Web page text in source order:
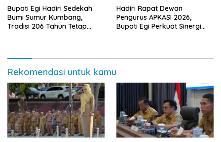
Bupati Egi Hadiri Sedekah
Bumi Sumur Kumbang,
Tradisi 206 Tahun Tetap
Hadiri Rapat Dewan
Pengurus APKASI 2026,
Bupati Egi Perkuat Sinergi
Rekomendasi untuk kamu